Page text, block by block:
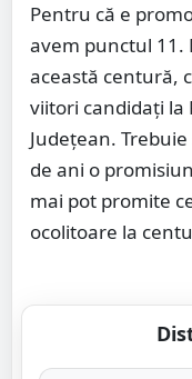
Pentru că e
avem punctul 11.
această centură,
viitori candidați la
Județean.
de ani o
mai pot promite
ocolitoare la